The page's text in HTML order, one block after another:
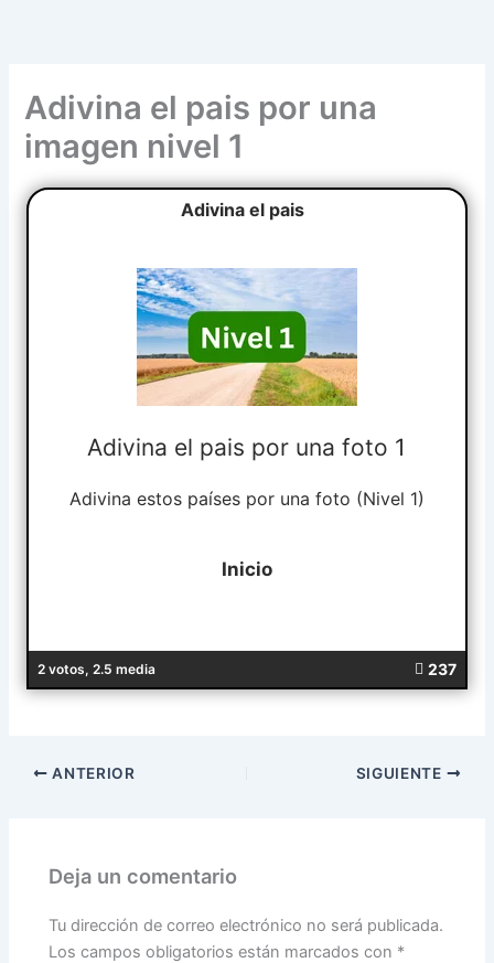
Adivina el pais por una
imagen nivel 1
2 votos, 2.5 media 237
Adivina el pais
Adivina el pais por una foto 1
Adivina estos países por una foto (Nivel 1)
ANTERIOR SIGUIENTE
Deja un comentario
Tu dirección de correo electrónico no será publicada.
Los campos obligatorios están marcados con *